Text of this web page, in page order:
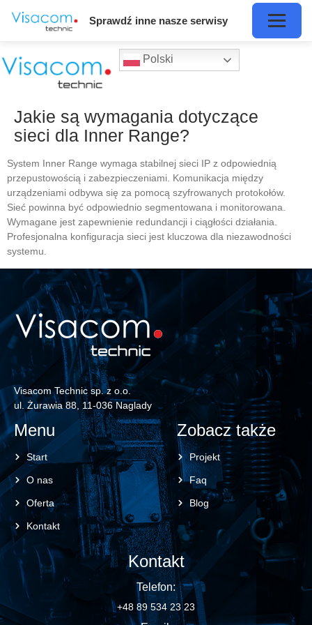
Polski
Jakie są wymagania dotyczące
sieci dla Inner Range?
System Inner Range wymaga stabilnej sieci IP z odpowiednią
przepustowością i zabezpieczeniami. Komunikacja między
urządzeniami odbywa się za pomocą szyfrowanych protokołów.
Sieć powinna być odpowiednio segmentowana i monitorowana.
Wymagane jest zapewnienie redundancji i ciągłości działania.
Profesjonalna konfiguracja sieci jest kluczowa dla niezawodności
systemu.
Visacom Technic sp. z o.o.
ul. Żurawia 88, 11-036 Naglady
Menu
Start
O nas
Oferta
Kontakt
Zobacz także
Projekt
Faq
Blog
Kontakt
Telefon:
+48 89 534 23 23
Sprawdź inne nasze serwisy